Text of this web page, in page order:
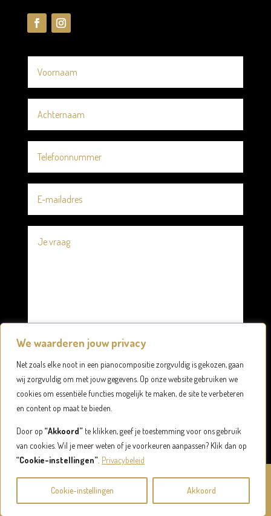
We waarderen jouw privacy
Net zoals elke noot in een pianocompositie zorgvuldig is gekozen, gaan
wij zorgvuldig om met jouw gegevens. Op onze website gebruiken we
cookies om essentiële functies mogelijk te maken, de site te verbeteren
en content op maat te bieden.
Door op “Akkoord” te klikken, geef je toestemming voor ons gebruik
van cookies. Wil je meer weten of je voorkeuren aanpassen? Klik dan op
“Cookie-instellingen” Privacybeleid
Cookie-instellingen Akkoord
Verzenden
©2026Mariëtte Hehakaya|Disclaimer|Privacyverklaring|
Website:Lutim Creatief Mediabureau